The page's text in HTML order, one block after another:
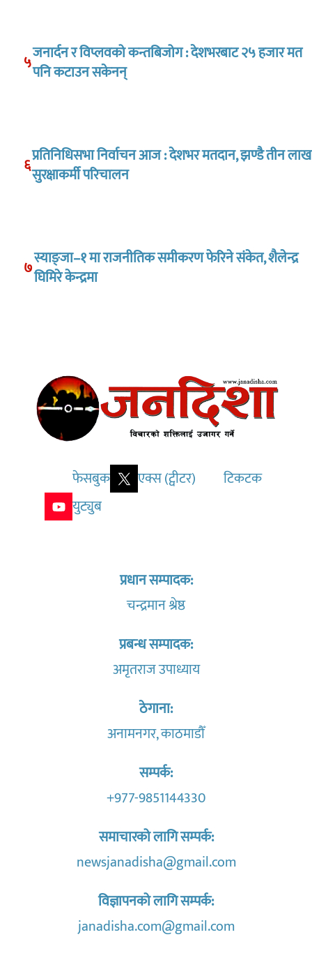
५जनार्दन र विप्लवको कन्तबिजोग : देशभरबाट २५ हजार मत
पनि कटाउन सकेनन्
६प्रतिनिधिसभा निर्वाचन आज : देशभर मतदान, झण्डै तीन लाख
सुरक्षाकर्मी परिचालन
७स्याङ्जा–१ मा राजनीतिक समीकरण फेरिने संकेत, शैलेन्द्र
घिमिरे केन्द्रमा
फेसबुक एक्स (ट्वीटर)
टिकटक
युट्युब
प्रधान सम्पादक:
चन्द्रमान श्रेष्ठ
प्रबन्ध सम्पादक:
अमृतराज उपाध्याय
ठेगाना:
अनामनगर, काठमाडौँ
सम्पर्क:
+977-9851144330
समाचारको लागि सम्पर्क:
newsjanadisha@gmail.com
विज्ञापनको लागि सम्पर्क:
janadisha.com@gmail.com